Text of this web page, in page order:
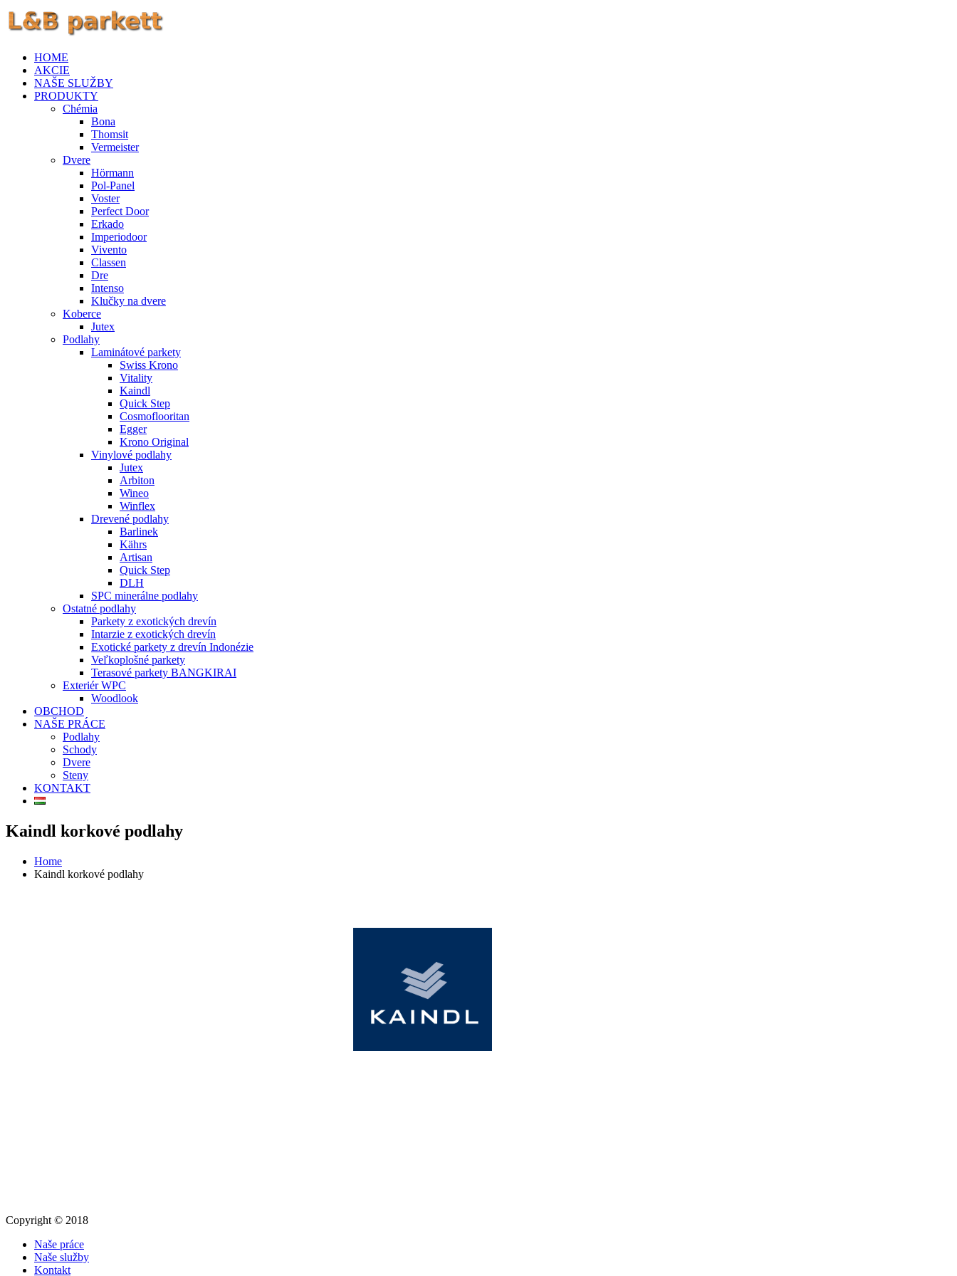
HOME
AKCIE
NAŠE SLUŽBY
PRODUKTY
Chémia
Bona
Thomsit
Vermeister
Dvere
Hörmann
Pol-Panel
Voster
Perfect Door
Erkado
Imperiodoor
Vivento
Classen
Dre
Intenso
Klučky na dvere
Koberce
Jutex
Podlahy
Laminátové parkety
Swiss Krono
Vitality
Kaindl
Quick Step
Cosmoflooritan
Egger
Krono Original
Vinylové podlahy
Jutex
Arbiton
Wineo
Winflex
Drevené podlahy
Barlinek
Kährs
Artisan
Quick Step
DLH
SPC minerálne podlahy
Ostatné podlahy
Parkety z exotických drevín
Intarzie z exotických drevín
Exotické parkety z drevín Indonézie
Veľkoplošné parkety
Terasové parkety BANGKIRAI
Exteriér WPC
Woodlook
OBCHOD
NAŠE PRÁCE
Podlahy
Schody
Dvere
Steny
KONTAKT
Kaindl korkové podlahy
Home
Kaindl korkové podlahy
Copyright © 2018
Naše práce
Naše služby
Kontakt